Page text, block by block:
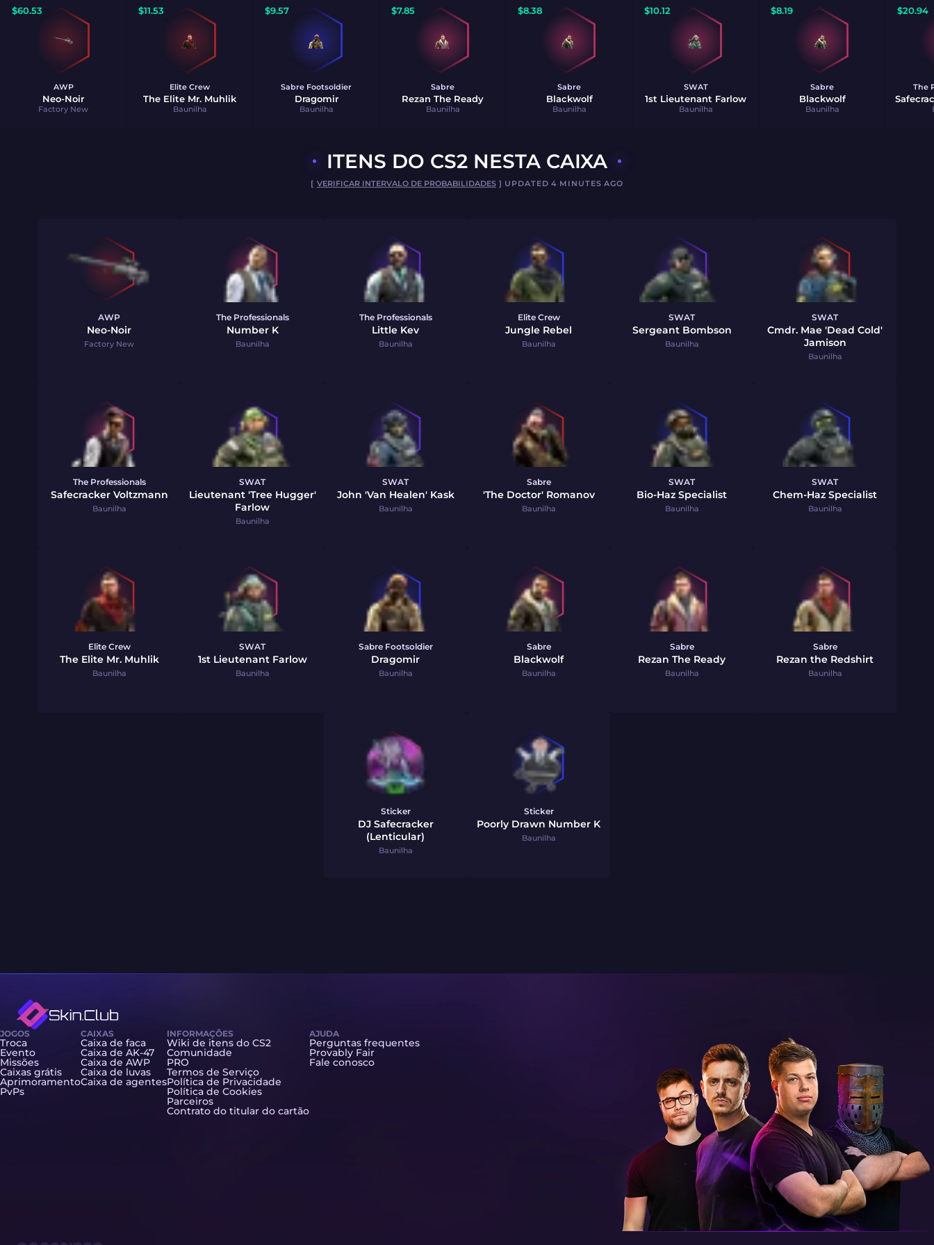
$60.53
AWP
Neo-Noir
Factory New
$11.53
Elite Crew
The Elite Mr. Muhlik
Baunilha
$9.57
Sabre Footsoldier
Dragomir
Baunilha
$7.85
Sabre
Rezan The Ready
Baunilha
$8.38
Sabre
Blackwolf
Baunilha
$10.12
SWAT
1st Lieutenant Farlow
Baunilha
$8.19
Sabre
Blackwolf
Baunilha
$20.94
The
ITENS DO CS2 NESTA CAIXA
[ VERIFICAR INTERVALO DE PROBABILIDADES] UPDATED 4 MINUTES AGO
AWP
Neo-Noir
Factory New
The Professionals
Number K
Baunilha
The Professionals
Little Kev
Baunilha
Elite Crew
Jungle Rebel
Baunilha
SWAT
Sergeant Bombson
Baunilha
SWAT
Cmdr. Mae 'Dead Cold'
Jamison
Baunilha
The Professionals
Safecracker Voltzmann
Baunilha
SWAT
Lieutenant 'Tree Hugger'
Farlow
Baunilha
SWAT
John 'Van Healen' Kask
Baunilha
Sabre
'The Doctor' Romanov
Baunilha
SWAT
Bio-Haz Specialist
Baunilha
SWAT
Chem-Haz Specialist
Baunilha
Elite Crew
The Elite Mr. Muhlik
Baunilha
SWAT
1st Lieutenant Farlow
Baunilha
Sabre Footsoldier
Dragomir
Baunilha
Sabre
Blackwolf
Baunilha
Sabre
Rezan The Ready
Baunilha
Sabre
Rezan the Redshirt
Baunilha
Sticker
DJ Safecracker
(Lenticular)
Baunilha
Sticker
Poorly Drawn Number K
Baunilha
JOGOS
Troca
Evento
Missões
Caixas grátis
Aprimoramento
PvPs
CAIXAS
Caixa de faca
Caixa de AK-47
Caixa de AWP
Caixa de luvas
Caixa de agentes
INFORMAÇÕES
Wiki de itens do CS2
Comunidade
PRO
Termos de Serviço
Política de Privacidade
Política de Cookies
Parceiros
Contrato do titular do cartão
AJUDA
Perguntas frequentes
Provably Fair
Fale conosco